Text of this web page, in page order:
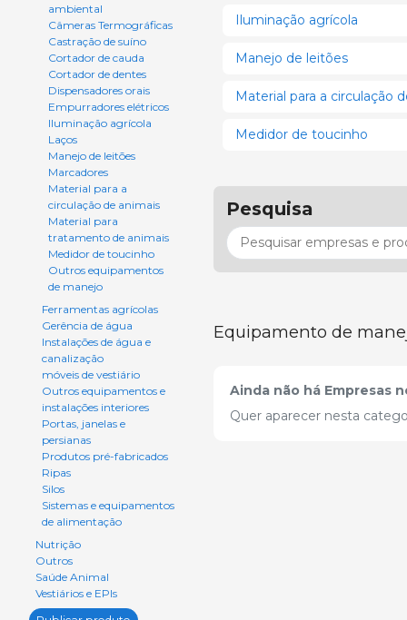
ambiental
Câmeras Termográficas
Castração de suíno
Cortador de cauda
Cortador de dentes
Dispensadores orais
Empurradores elétricos
Iluminação agrícola
Laços
Manejo de leitões
Marcadores
Material para a
circulação de animais
Material para
tratamento de animais
Medidor de toucinho
Outros equipamentos
de manejo
Ferramentas agrícolas
Gerência de água
Instalações de água e
canalização
móveis de vestiário
Outros equipamentos e
instalações interiores
Portas, janelas e
persianas
Produtos pré-fabricados
Ripas
Silos
Sistemas e equipamentos
de alimentação
Nutrição
Outros
Saúde Animal
Vestiários e EPIs
Iluminação agrícola
Manejo de leitões
Material para a circulação
Medidor de toucinho
Pesquisa
Equipamento de
Ainda não há Empresas
Quer aparecer nesta